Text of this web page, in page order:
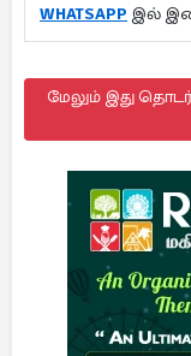
WHATSAPP இல்
மேலும் இது